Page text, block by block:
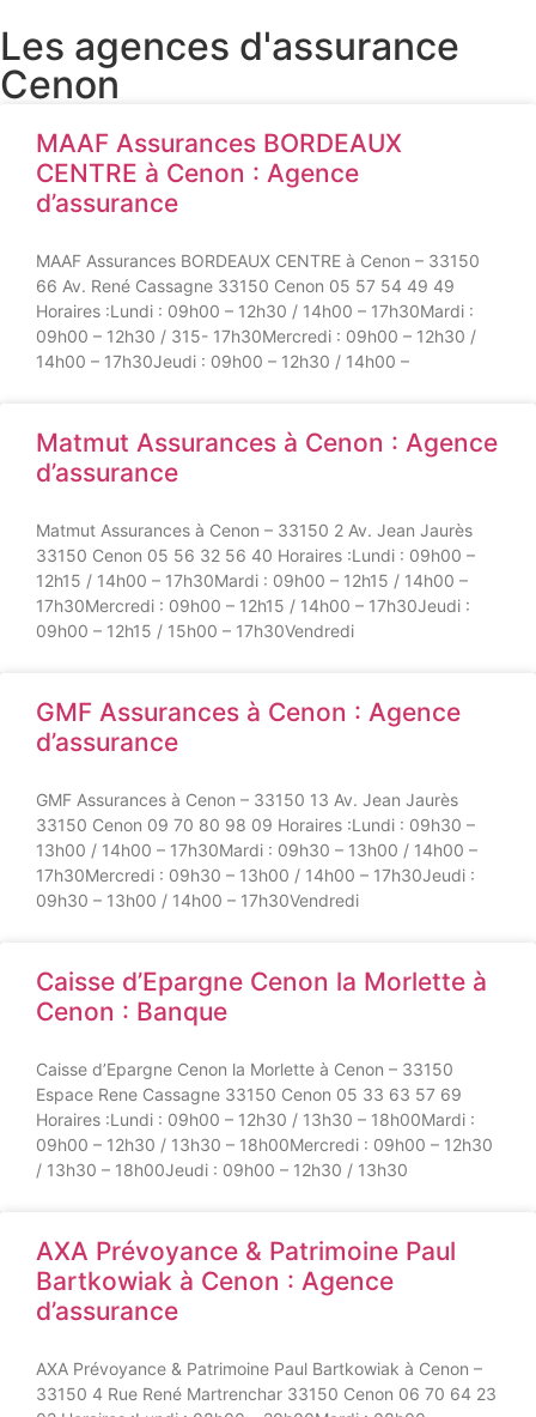
Les agences d'assurance
Cenon
MAAF Assurances BORDEAUX
CENTRE à Cenon : Agence
d’assurance
MAAF Assurances BORDEAUX CENTRE à Cenon – 33150
66 Av. René Cassagne 33150 Cenon 05 57 54 49 49
Horaires :Lundi : 09h00 – 12h30 / 14h00 – 17h30Mardi :
09h00 – 12h30 / 315- 17h30Mercredi : 09h00 – 12h30 /
14h00 – 17h30Jeudi : 09h00 – 12h30 / 14h00 –
Matmut Assurances à Cenon : Agence
d’assurance
Matmut Assurances à Cenon – 33150 2 Av. Jean Jaurès
33150 Cenon 05 56 32 56 40 Horaires :Lundi : 09h00 –
12h15 / 14h00 – 17h30Mardi : 09h00 – 12h15 / 14h00 –
17h30Mercredi : 09h00 – 12h15 / 14h00 – 17h30Jeudi :
09h00 – 12h15 / 15h00 – 17h30Vendredi
GMF Assurances à Cenon : Agence
d’assurance
GMF Assurances à Cenon – 33150 13 Av. Jean Jaurès
33150 Cenon 09 70 80 98 09 Horaires :Lundi : 09h30 –
13h00 / 14h00 – 17h30Mardi : 09h30 – 13h00 / 14h00 –
17h30Mercredi : 09h30 – 13h00 / 14h00 – 17h30Jeudi :
09h30 – 13h00 / 14h00 – 17h30Vendredi
Caisse d’Epargne Cenon la Morlette à
Cenon : Banque
Caisse d’Epargne Cenon la Morlette à Cenon – 33150
Espace Rene Cassagne 33150 Cenon 05 33 63 57 69
Horaires :Lundi : 09h00 – 12h30 / 13h30 – 18h00Mardi :
09h00 – 12h30 / 13h30 – 18h00Mercredi : 09h00 – 12h30
/ 13h30 – 18h00Jeudi : 09h00 – 12h30 / 13h30
AXA Prévoyance & Patrimoine Paul
Bartkowiak à Cenon : Agence
d’assurance
AXA Prévoyance & Patrimoine Paul Bartkowiak à Cenon –
33150 4 Rue René Martrenchar 33150 Cenon 06 70 64 23